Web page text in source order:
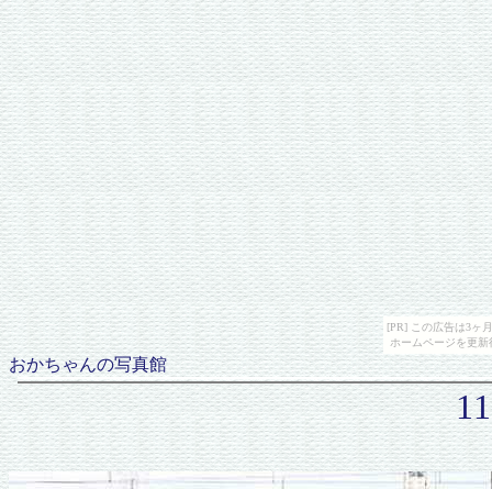
[PR] この広告は3ヶ
ホームページを更
おかちゃんの写真館